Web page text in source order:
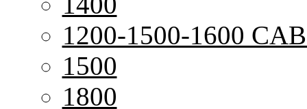
1200-1500-1600
1500
1800